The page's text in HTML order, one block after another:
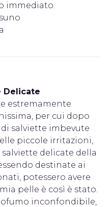
immediato.
Delicate
estremamente
per cui dopo
salviette imbevute
piccole irritazioni,
delicate della
destinate ai
potessero avere
pelle è così è stato.
inconfondibile,